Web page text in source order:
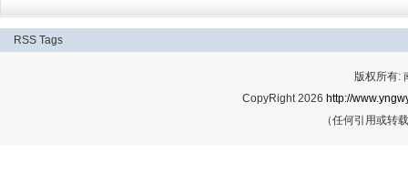
RSS Tags
版权所有:
CopyRight 2026 http://
（任何引用或转